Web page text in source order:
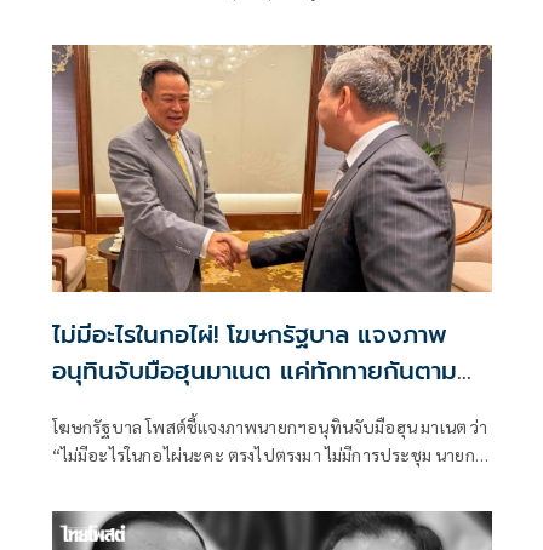
ไม่มีอะไรในกอไผ่! โฆษกรัฐบาล แจงภาพ
อนุทินจับมือฮุนมาเนต แค่ทักทายกันตาม
โฆษกรัฐบาล โพสต์ชี้แจงภาพนายกฯอนุทินจับมือฮุน มาเนต ว่า
“ไม่มีอะไรในกอไผ่นะคะ ตรงไปตรงมา ไม่มีการประชุม นายกฯ
เวียดนาม เมื่อช่วงเช้า มีผู้นำหลายประเทศอาเซียนเข้าร่วม ก่อน
งานเริ่มได้มีการทักทายตามมารยาท ไม่มีการประชุมระหว่าง